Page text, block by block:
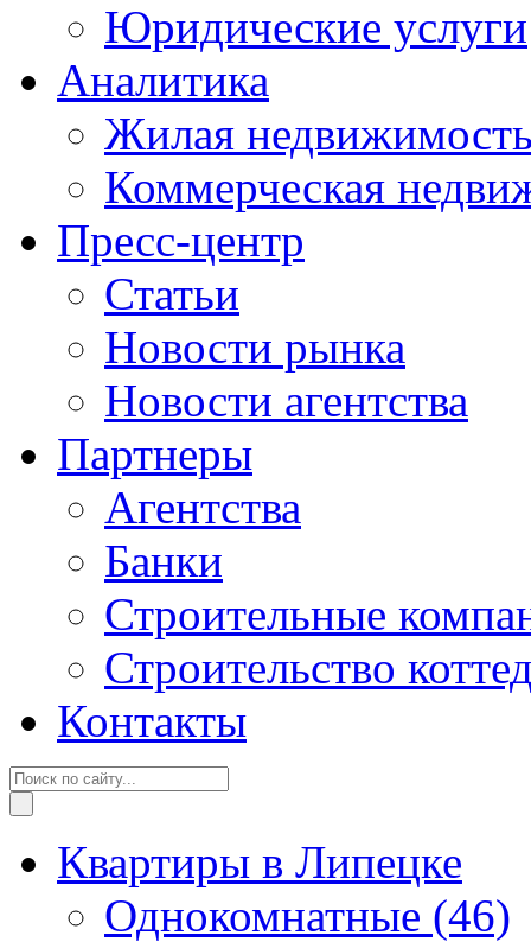
Юридические услуги
Аналитика
Жилая
Коммерческая
Пресс-центр
Статьи
Новости рынка
Новости агентства
Партнеры
Агентства
Банки
Строительные
Строительство
Контакты
Квартиры в Липецке
Однокомнатные (46)